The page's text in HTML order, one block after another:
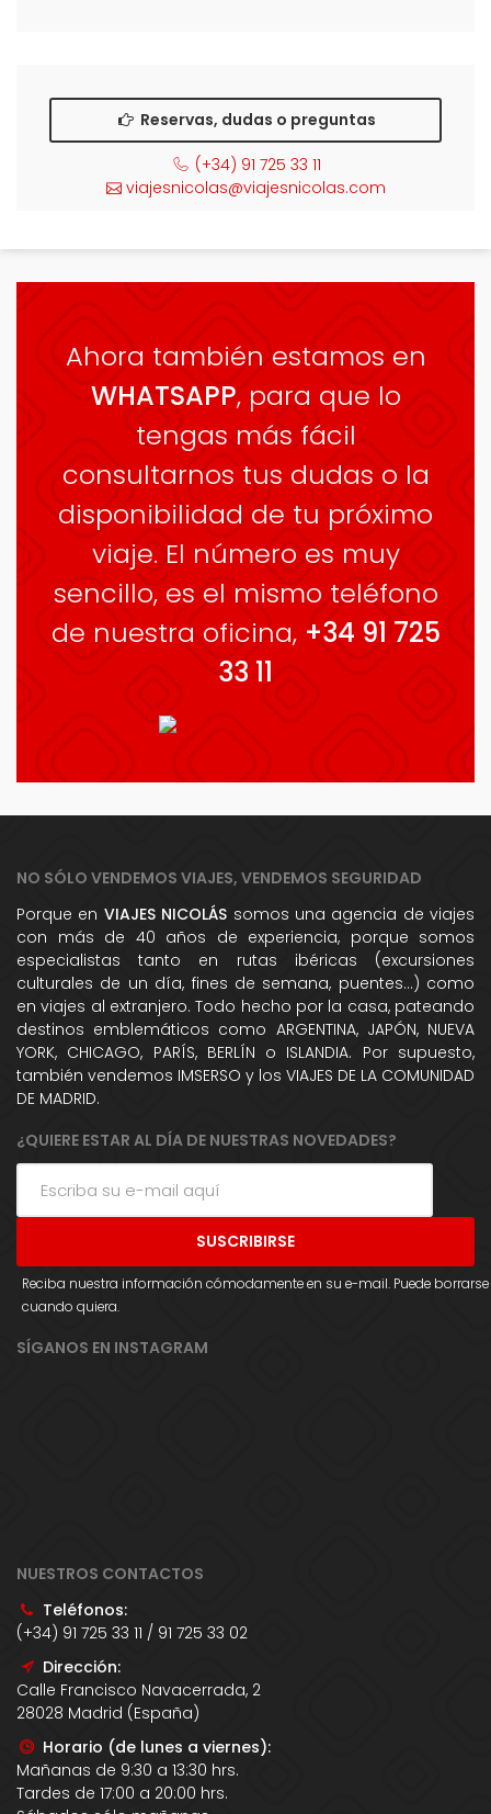
Reservas, dudas o preguntas
(+34) 91 725 33 11
viajesnicolas@viajesnicolas.com
Ahora también estamos en
WHATSAPP, para que lo
tengas más fácil
consultarnos tus dudas o la
disponibilidad de tu próximo
viaje. El número es muy
sencillo, es el mismo teléfono
de nuestra oficina, +34 91 725
33 11
NO SÓLO VENDEMOS VIAJES, VENDEMOS SEGURIDAD
Porque en VIAJES NICOLÁS somos una agencia de viajes
con más de 40 años de experiencia, porque somos
especialistas tanto en rutas ibéricas (excursiones
culturales de un día, fines de semana, puentes...) como
en viajes al extranjero. Todo hecho por la casa, pateando
destinos emblemáticos como ARGENTINA, JAPÓN, NUEVA
YORK, CHICAGO, PARÍS, BERLÍN o ISLANDIA. Por supuesto,
también vendemos IMSERSO y los VIAJES DE LA COMUNIDAD
DE MADRID.
¿QUIERE ESTAR AL DÍA DE NUESTRAS NOVEDADES?
Reciba nuestra información cómodamente en su e-mail. Puede borrarse
cuando quiera.
SÍGANOS EN INSTAGRAM
NUESTROS CONTACTOS
Teléfonos:
(+34) 91 725 33 11 / 91 725 33 02
Dirección:
Calle Francisco Navacerrada, 2
28028 Madrid (España)
Horario (de lunes a viernes):
Mañanas de 9:30 a 13:30 hrs.
Tardes de 17:00 a 20:00 hrs.